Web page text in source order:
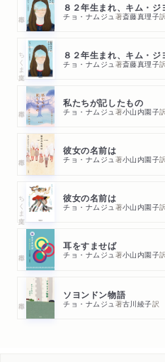
８２年生まれ、キム・ジ
チョ・ナムジュ著斎藤真理子訳
ちくま文庫 ８２年生まれ、キム・ジ
チョ・ナムジュ 著斎藤真理子訳
私たちが記したもの
チョ・ナムジュ 著小山内園子訳
彼女の名前は
チョ・ナムジュ著小山内園子訳
ちくま文庫 彼女の名前は
チョ・ナムジュ著小山内園子訳
耳をすませば
チョ・ナムジュ著小山内園子訳
ソヨンドン物語
チョ・ナムジュ著古川綾子訳